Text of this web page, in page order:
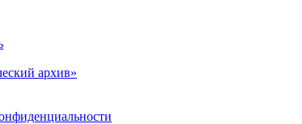
архив»‎